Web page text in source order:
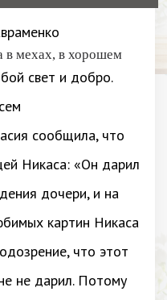
в мехах, в хорошем
свет и добро.
сообщила, что
Никаса: «Он дарил
дочери, и на
картин Никаса
что этот
не дарил. Потому